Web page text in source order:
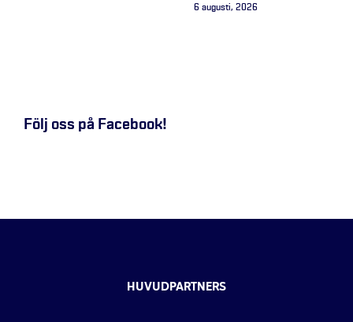
6 augusti, 2026
Följ oss på Facebook!
HUVUDPARTNERS